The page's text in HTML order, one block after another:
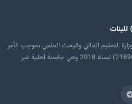
للبنات
التعليم العالي والبحث العلمي بموجب الأمر
الوزاري الصادر منها ذي العدد (21890) لسنة 2018 وهي جامعة أهلية غير